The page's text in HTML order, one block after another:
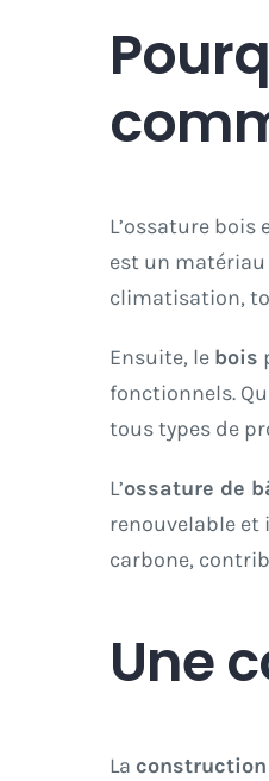
L’ossature
est un
climatisation,
Ensuite, le bois
fonctionnels.
tous types de
L’ossature de
renouvelable
carbone,
Une
La